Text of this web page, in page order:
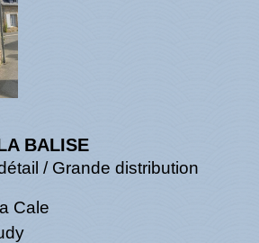
BALISE
/ Grande distribution
Cale